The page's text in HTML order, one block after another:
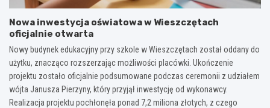
Nowa inwestycja oświatowa w Wieszczętach
oficjalnie otwarta
Nowy budynek edukacyjny przy szkole w Wieszczętach został oddany do
użytku, znacząco rozszerzając możliwości placówki. Ukończenie
projektu zostało oficjalnie podsumowane podczas ceremonii z udziałem
wójta Janusza Pierzyny, który przyjął inwestycję od wykonawcy.
Realizacja projektu pochłonęła ponad 7,2 miliona złotych, z czego